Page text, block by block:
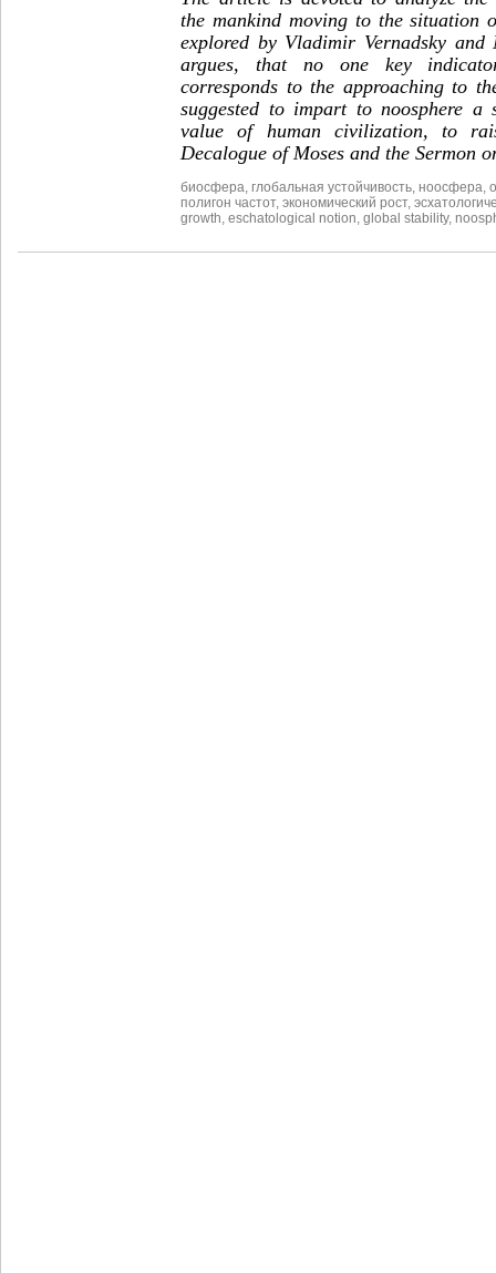
the mankind moving to the situation
explored by Vladimir Vernadsky
argues, that no one key
corresponds to the approaching to
suggested to impart to noosphere a
value of human civilization, to
Decalogue of Moses and the Sermon
биосфера глобальная устойчивость ноосфера
полигон частот, экономический рост,
growth eschatological notion global stability,